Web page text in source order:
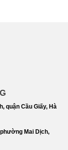
quận Cầu Giấy, Hà
Mai Dịch,